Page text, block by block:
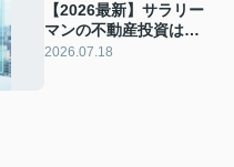
【2026最新】サラリー
マンの不動産投資は本
当に節税になる？年収
2026.07.18